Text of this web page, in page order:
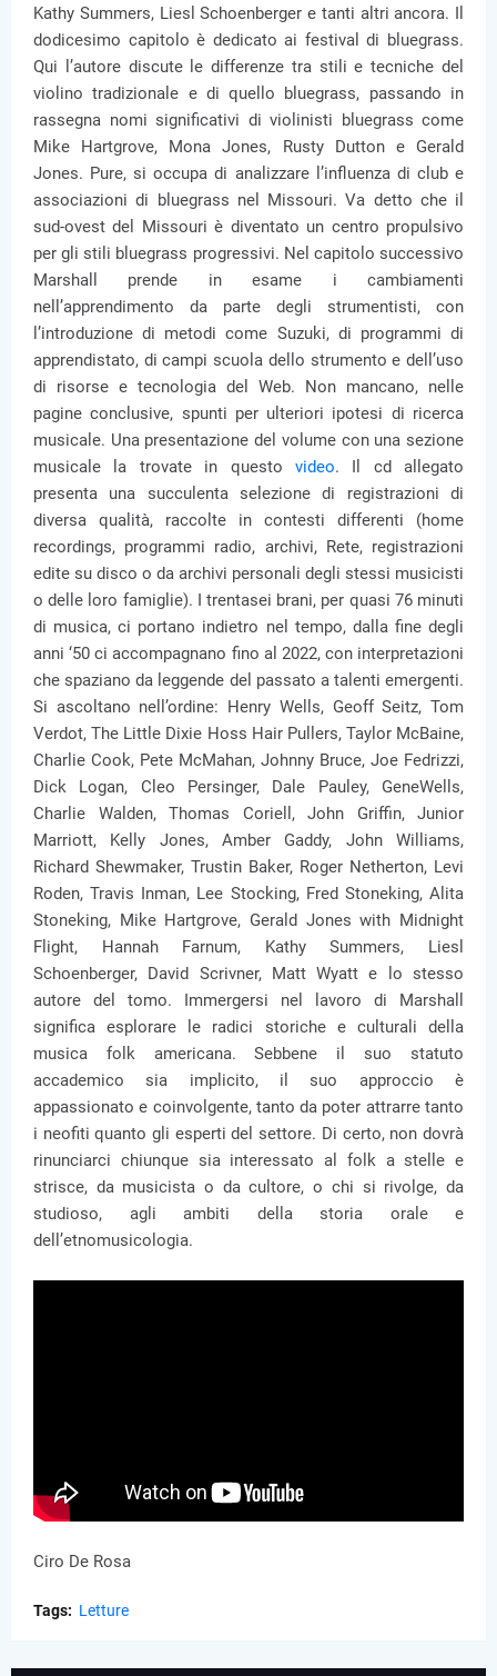
Kathy Summers, Liesl Schoenberger e tanti altri ancora. Il
dodicesimo capitolo è dedicato ai festival di bluegrass.
Qui l’autore discute le differenze tra stili e tecniche del
violino tradizionale e di quello bluegrass, passando in
rassegna nomi significativi di violinisti bluegrass come
Mike Hartgrove, Mona Jones, Rusty Dutton e Gerald
Jones. Pure, si occupa di analizzare l’influenza di club e
associazioni di bluegrass nel Missouri. Va detto che il
sud-ovest del Missouri è diventato un centro propulsivo
per gli stili bluegrass progressivi. Nel capitolo successivo
Marshall prende in esame i cambiamenti
nell’apprendimento da parte degli strumentisti, con
l’introduzione di metodi come Suzuki, di programmi di
apprendistato, di campi scuola dello strumento e dell’uso
di risorse e tecnologia del Web. Non mancano, nelle
pagine conclusive, spunti per ulteriori ipotesi di ricerca
musicale. Una presentazione del volume con una sezione
musicale la trovate in questo video. Il cd allegato
presenta una succulenta selezione di registrazioni di
diversa qualità, raccolte in contesti differenti (home
recordings, programmi radio, archivi, Rete, registrazioni
edite su disco o da archivi personali degli stessi musicisti
o delle loro famiglie). I trentasei brani, per quasi 76 minuti
di musica, ci portano indietro nel tempo, dalla fine degli
anni ‘50 ci accompagnano fino al 2022, con interpretazioni
che spaziano da leggende del passato a talenti emergenti.
Si ascoltano nell’ordine: Henry Wells, Geoff Seitz, Tom
Verdot, The Little Dixie Hoss Hair Pullers, Taylor McBaine,
Charlie Cook, Pete McMahan, Johnny Bruce, Joe Fedrizzi,
Dick Logan, Cleo Persinger, Dale Pauley, GeneWells,
Charlie Walden, Thomas Coriell, John Griffin, Junior
Marriott, Kelly Jones, Amber Gaddy, John Williams,
Richard Shewmaker, Trustin Baker, Roger Netherton, Levi
Roden, Travis Inman, Lee Stocking, Fred Stoneking, Alita
Stoneking, Mike Hartgrove, Gerald Jones with Midnight
Flight, Hannah Farnum, Kathy Summers, Liesl
Schoenberger, David Scrivner, Matt Wyatt e lo stesso
autore del tomo. Immergersi nel lavoro di Marshall
significa esplorare le radici storiche e culturali della
musica folk americana. Sebbene il suo statuto
accademico sia implicito, il suo approccio è
appassionato e coinvolgente, tanto da poter attrarre tanto
i neofiti quanto gli esperti del settore. Di certo, non dovrà
rinunciarci chiunque sia interessato al folk a stelle e
strisce, da musicista o da cultore, o chi si rivolge, da
studioso, agli ambiti della storia orale e
dell’etnomusicologia.
Ciro De Rosa
Tags: Letture